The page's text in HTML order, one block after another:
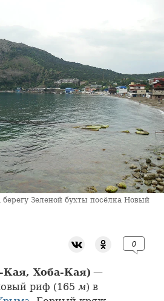
Зеленой бухты посёлка Новый
0
Кая, Хоба-Кая) —
риф (165 м) в